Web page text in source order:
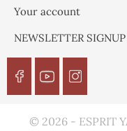
Your account
NEWSLETTER SIGNUP
© 2026 - ESPRIT